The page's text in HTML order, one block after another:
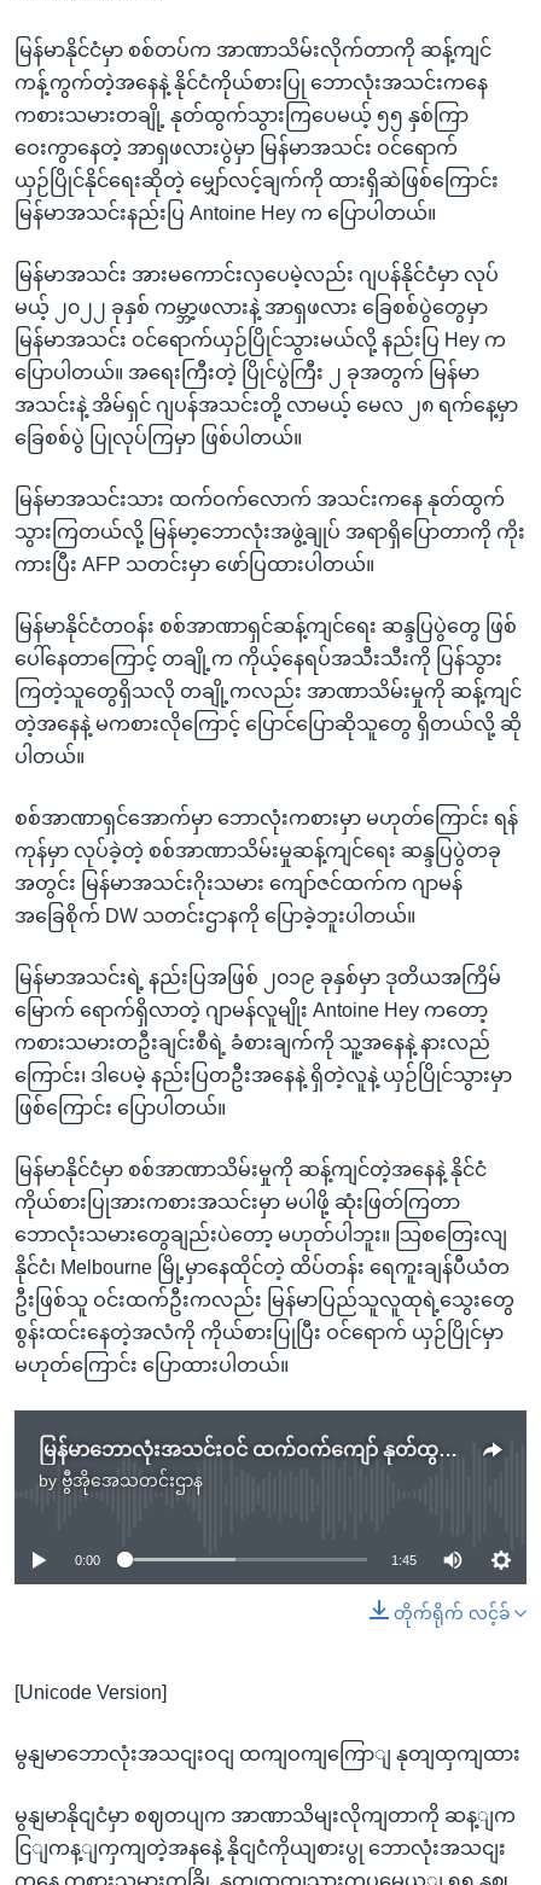
ကျော်
ရန်
မြန်မာနိုင်ငံမှာ စစ်တပ်က အာဏာသိမ်းလိုက်တာကို ဆန့်ကျင်
ကန့်ကွက်တဲ့အနေနဲ့ နိုင်ငံကိုယ်စားပြု ဘောလုံးအသင်းကနေ
ကစားသမားတချို့ နုတ်ထွက်သွားကြပေမယ့် ၅၅ နှစ်ကြာ
ဝေးကွာနေတဲ့ အာရှဖလားပွဲမှာ မြန်မာအသင်း ဝင်ရောက်
ယှဉ်ပြိုင်နိုင်ရေးဆိုတဲ့ မျှော်လင့်ချက်ကို ထားရှိဆဲဖြစ်ကြောင်း
မြန်မာအသင်းနည်းပြ Antoine Hey က ပြောပါတယ်။
မြန်မာအသင်း အားမကောင်းလှပေမဲ့လည်း ဂျပန်နိုင်ငံမှာ လုပ်
မယ့် ၂၀၂၂ ခုနှစ် ကမ္ဘာ့ဖလားနဲ့ အာရှဖလား ခြေစစ်ပွဲတွေမှာ
မြန်မာအသင်း ဝင်ရောက်ယှဉ်ပြိုင်သွားမယ်လို့ နည်းပြ Hey က
ပြောပါတယ်။ အရေးကြီးတဲ့ ပြိုင်ပွဲကြီး ၂ ခုအတွက် မြန်မာ
အသင်းနဲ့ အိမ်ရှင် ဂျပန်အသင်းတို့ လာမယ့် မေလ ၂၈ ရက်နေ့မှာ
ခြေစစ်ပွဲ ပြုလုပ်ကြမှာ ဖြစ်ပါတယ်။
မြန်မာအသင်းသား ထက်ဝက်လောက် အသင်းကနေ နုတ်ထွက်
သွားကြတယ်လို့ မြန်မာ့ဘောလုံးအဖွဲ့ချုပ် အရာရှိပြောတာကို ကိုး
ကားပြီး AFP သတင်းမှာ ဖော်ပြထားပါတယ်။
မြန်မာနိုင်ငံတဝန်း စစ်အာဏာရှင်ဆန့်ကျင်ရေး ဆန္ဒပြပွဲတွေ ဖြစ်
ပေါ်နေတာကြောင့် တချို့က ကိုယ့်နေရပ်အသီးသီးကို ပြန်သွား
ကြတဲ့သူတွေရှိသလို တချို့ကလည်း အာဏာသိမ်းမှုကို ဆန့်ကျင်
တဲ့အနေနဲ့ မကစားလိုကြောင့် ပြောင်ပြောဆိုသူတွေ ရှိတယ်လို့ ဆို
ပါတယ်။
စစ်အာဏာရှင်အောက်မှာ ဘောလုံးကစားမှာ မဟုတ်ကြောင်း ရန်
ကုန်မှာ လုပ်ခဲ့တဲ့ စစ်အာဏာသိမ်းမှုဆန့်ကျင်ရေး ဆန္ဒပြပွဲတခု
အတွင်း မြန်မာအသင်းဂိုးသမား ကျော်ဇင်ထက်က ဂျာမန်
အခြေစိုက် DW သတင်းဌာနကို ပြောခဲ့ဘူးပါတယ်။
မြန်မာအသင်းရဲ့ နည်းပြအဖြစ် ၂၀၁၉ ခုနှစ်မှာ ဒုတိယအကြိမ်
မြောက် ရောက်ရှိလာတဲ့ ဂျာမန်လူမျိုး Antoine Hey ကတော့
ကစားသမားတဦးချင်းစီရဲ့ ခံစားချက်ကို သူ့အနေနဲ့ နားလည်
ကြောင်း၊ ဒါပေမဲ့ နည်းပြတဦးအနေနဲ့ ရှိတဲ့လူနဲ့ ယှဉ်ပြိုင်သွားမှာ
ဖြစ်ကြောင်း ပြောပါတယ်။
မြန်မာနိုင်ငံမှာ စစ်အာဏာသိမ်းမှုကို ဆန့်ကျင်တဲ့အနေနဲ့ နိုင်ငံ
ကိုယ်စားပြုအားကစားအသင်းမှာ မပါဖို့ ဆုံးဖြတ်ကြတာ
ဘောလုံးသမားတွေချည်းပဲတော့ မဟုတ်ပါဘူး။ သြစတြေးလျ
နိုင်ငံ၊ Melbourne မြို့မှာနေထိုင်တဲ့ ထိပ်တန်း ရေကူးချန်ပီယံတ
ဦးဖြစ်သူ ဝင်းထက်ဦးကလည်း မြန်မာပြည်သူလူထုရဲ့သွေးတွေ
စွန်းထင်းနေတဲ့အလံကို ကိုယ်စားပြုပြီး ဝင်ရောက် ယှဉ်ပြိုင်မှာ
မဟုတ်ကြောင်း ပြောထားပါတယ်။
မြန်မာဘောလုံးအသင်းဝင် ထက်ဝက်ကျော် နုတ်ထွက်ထား
by ဗွီအိုအေသတင်းဌာန
No media source currently available
0:00 1:45
တိုက်ရိုက် လင့်ခ်
[Unicode Version]
မွနျမာဘောလုံးအသငျးဝငျ ထကျဝကျကြောျ နုတျထှကျထား
မွနျမာနိုငျငံမှာ စဈတပျက အာဏာသိမျးလိုကျတာကို ဆန့ျက
ငြျကန့ျကှကျတဲ့အနနေဲ့ နိုငျငံကိုယျစားပွု ဘောလုံးအသငျး
ကနေ ကစားသမားတခြို့ နုတျထှကျသှားကွပမေယ့ျ ၅၅ နှဈ